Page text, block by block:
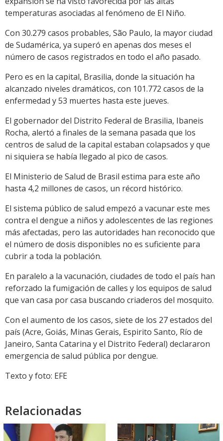
temperaturas asociadas al fenómeno de El Niño.
Con 30.279 casos probables, São Paulo, la mayor ciudad
de Sudamérica, ya superó en apenas dos meses el
número de casos registrados en todo el año pasado.
Pero es en la capital, Brasilia, donde la situación ha
alcanzado niveles dramáticos, con 101.772 casos de la
enfermedad y 53 muertes hasta este jueves.
El gobernador del Distrito Federal de Brasilia, Ibaneis
Rocha, alertó a finales de la semana pasada que los
centros de salud de la capital estaban colapsados y que
ni siquiera se había llegado al pico de casos.
El Ministerio de Salud de Brasil estima para este año
hasta 4,2 millones de casos, un récord histórico.
El sistema público de salud empezó a vacunar este mes
contra el dengue a niños y adolescentes de las regiones
más afectadas, pero las autoridades han reconocido que
el número de dosis disponibles no es suficiente para
cubrir a toda la población.
En paralelo a la vacunación, ciudades de todo el país han
reforzado la fumigación de calles y los equipos de salud
que van casa por casa buscando criaderos del mosquito.
Con el aumento de los casos, siete de los 27 estados del
país (Acre, Goiás, Minas Gerais, Espirito Santo, Río de
Janeiro, Santa Catarina y el Distrito Federal) declararon
emergencia de salud pública por dengue.
Texto y foto: EFE
Relacionadas